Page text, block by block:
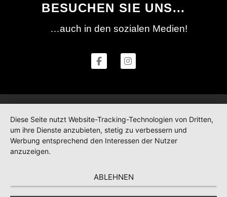
BESUCHEN SIE UNS...
…auch in den sozialen Medien!
Diese Seite nutzt Website-Tracking-Technologien von Dritten,
um ihre Dienste anzubieten, stetig zu verbessern und
Werbung entsprechend den Interessen der Nutzer
anzuzeigen.
ABLEHNEN